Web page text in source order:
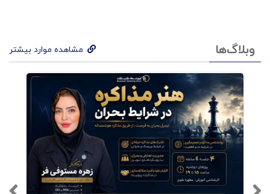
بسیاری از مدیران به دلیل مقاومت یا لختی
ساختاری موجود در سازمان، رویکردی یکنواخت را در
پیش می‌گیرند و یک سری ابزارهای مشخص
مدیریتی را بارها و بارها مورد استفاده قرار می‌دهند.
فهرست کتاب 50چالش
اساسی مدیران
وبلاگ‌ها مشاهده موارد بیشتر